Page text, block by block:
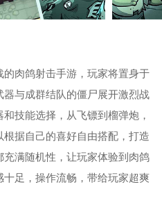
肉鸽射击手游，玩家将置身于
与成群结队的僵尸展开激烈战
技能选择，从飞镖到榴弹炮，
据自己的喜好自由搭配，打造
满随机性，让玩家体验到肉鸽
足，操作流畅，带给玩家超爽